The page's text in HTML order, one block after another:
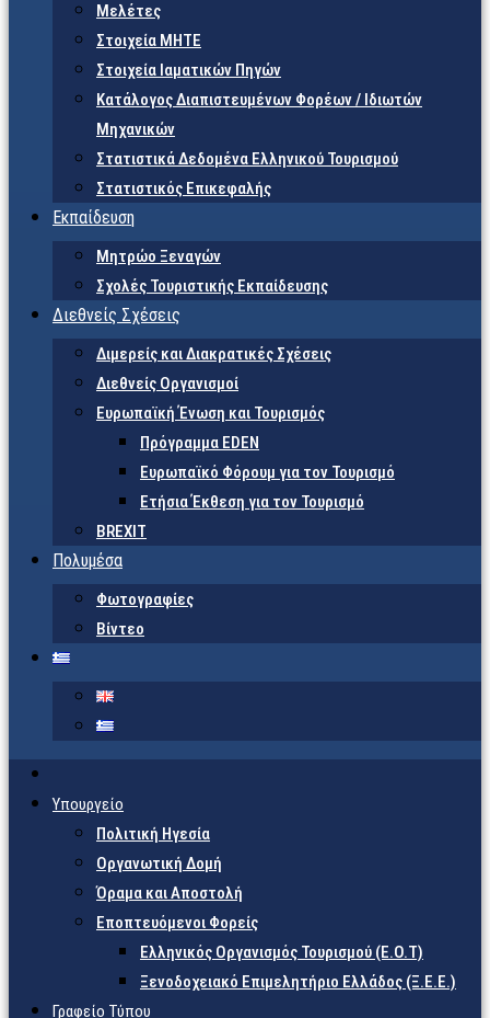
Μελέτες
Στοιχεία ΜΗΤΕ
Στοιχεία Ιαματικών Πηγών
Κατάλογος Διαπιστευμένων Φορέων / Ιδιωτών
Μηχανικών
Στατιστικά Δεδομένα Ελληνικού Τουρισμού
Στατιστικός Επικεφαλής
Εκπαίδευση
Μητρώο Ξεναγών
Σχολές Τουριστικής Εκπαίδευσης
Διεθνείς Σχέσεις
Διμερείς και Διακρατικές Σχέσεις
Διεθνείς Οργανισμοί
Ευρωπαϊκή Ένωση και Τουρισμός
Πρόγραμμα EDEN
Ευρωπαϊκό Φόρουμ για τον Τουρισμό
Ετήσια Έκθεση για τον Τουρισμό
BREXIT
Πολυμέσα
Φωτογραφίες
Βίντεο
Υπουργείο
Πολιτική Ηγεσία
Οργανωτική Δομή
Όραμα και Αποστολή
Εποπτευόμενοι Φορείς
Eλληνικός Οργανισμός Τουρισμού (Ε.Ο.Τ)
Ξενοδοχειακό Επιμελητήριο Ελλάδος (Ξ.Ε.Ε.)
Γραφείο Τύπου